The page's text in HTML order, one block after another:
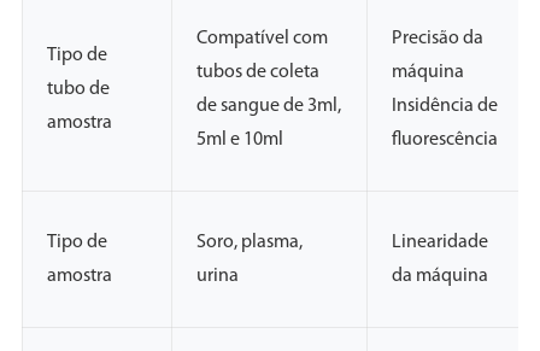
Tipo de
tubo de
amostra
Compatível com
tubos de coleta
de sangue de 3ml,
5ml e 10ml
Precisão da
máquina
Insidência de
fluorescência
Tipo de
amostra
Soro, plasma,
urina
Linearidade
da máquina